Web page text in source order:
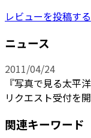
レビューを投稿する
ニュース
2011/04/24
『写真で見る太
リクエスト受付を
関連キーワード